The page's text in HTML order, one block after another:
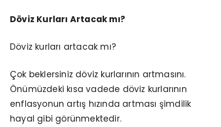
Döviz Kurları Artacak mı?
Döviz kurları artacak mı?
Çok beklersiniz döviz kurlarının artmasını.
Önümüzdeki kısa vadede döviz kurlarının
enflasyonun artış hızında artması şimdilik
hayal gibi görünmektedir.